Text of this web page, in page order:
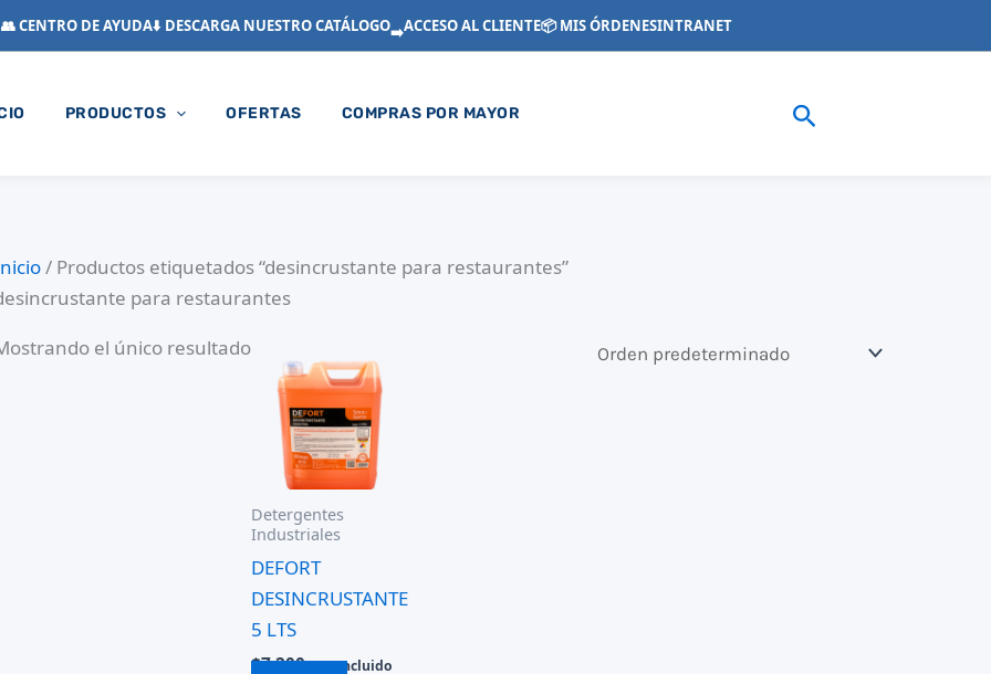
👥 CENTRO DE AYUDA⬇️ DESCARGA NUESTRO CATÁLOGO➡️ACCESO AL CLIENTE📦 MIS ÓRDENESINTRANET
PRODUCTOS OFERTAS COMPRAS POR MAYOR Buscar
/ Productos etiquetados “desincrustante para restaurantes”
para restaurantes
el único resultado
Detergentes
Industriales
DEFORT
DESINCRUSTANTE
5 LTS
$7.200 IVA Incluido